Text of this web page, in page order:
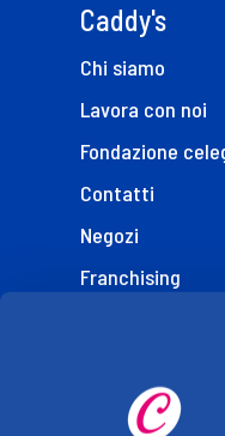
Caddy's
Chi siamo
Lavora con noi
Fondazione
Contatti
Negozi
Franchising